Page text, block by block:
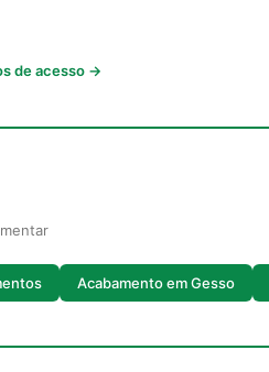
de acesso →
Acabamento em Gesso